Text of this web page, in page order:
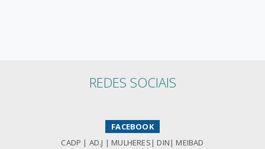
REDES SOCIAIS
FACEBOOK
CADP | AD.J | MULHERES | DIN | MEIBAD